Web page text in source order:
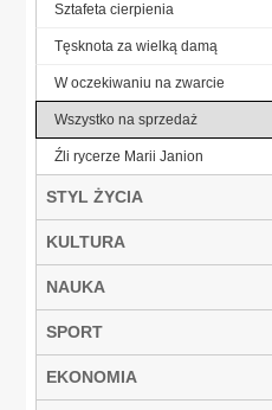
Sztafeta cierpienia
Tęsknota za wielką damą
W oczekiwaniu na zwarcie
Wszystko na sprzedaż
Źli rycerze Marii Janion
STYL ŻYCIA
KULTURA
NAUKA
SPORT
EKONOMIA